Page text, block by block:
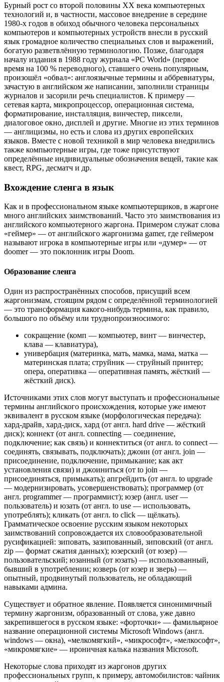
Бурный рост со второй половины XX века компьютерных
технологий и, в частности, массовое внедрение в середине
1980-х годов в обиход обычного человека персональных
компьютеров и компьютерных устройств внесли в русский
язык громадное количество специальных слов и выражений,
богатую разветвлённую терминологию. Позже, благодаря
началу издания в 1988 году журнала «PC World» (первое
время на 100 % переводного), ставшего очень популярным,
произошёл «обвал»: англоязычные термины и аббревиатуры,
зачастую в английском же написании, заполнили страницы
журналов и засорили речь специалистов. К примеру —
сетевая карта, микропроцессор, операционная система,
форматирование, инсталляция, винчестер, пиксели,
диалоговое окно, дисплей и другие. Многие из этих терминов
— англицизмы, но есть и слова из других европейских
языков. Вместе с новой техникой в мир человека внедрились
также компьютерные игры, где тоже присутствуют
определённые индивидуальные обозначения вещей, такие как
квест, RPG, десматч и др.
Вхождение сленга в язык
Как и в профессиональном языке компьютерщиков, в жаргоне
много английских заимствований. Часто это заимствования из
английского компьютерного жаргона. Примером служат слова
«геймер» — от английского жаргонизма gamer, где геймером
называют игрока в компьютерные игры или «думер» — от
doomer — это поклонник игры Doom.
Образование сленга
Один из распространённых способов, присущий всем
жаргонизмам, стоящим рядом с определённой терминологией
— это трансформация какого-нибудь термина, как правило,
большого по объёму или труднопроизносимого:
сокращение (комп — компьютер, винт — винчестер,
клава — клавиатура),
универбация (материнка, мать, мамка, мама, матка —
материнская плата; струйник — струйный принтер;
опера, оперативка — оперативная память, жёсткий —
жёсткий диск).
Источниками этих слов могут выступать и профессиональные
термины английского происхождения, которые уже имеют
эквивалент в русском языке (морфологическая передача):
хард-драйв, хард-диск, хард (от англ. hard drive — жёсткий
диск); коннект (от англ. connecting — соединение,
подключение; как связь) и коннектиться (от англ. to connect —
соединять, связывать, подключать); джоин (от англ. join —
присоединение, подключение, примыкание; как акт
установления связи) и джоиниться (от to join —
присоединяться, примыкать); апгрейдить (от англ. to upgrade
— модернизировать, усовершенствовать); программер (от
англ. programmer — программист); юзер (англ. user —
пользователь) и юзать (от англ. to use — использовать,
употреблять); кликать (от англ. to click — щёлкать).
Грамматическое освоение русским языком некоторых
заимствований сопровождается их словообразовательной
русификацией: зиповать, зазипованный, зиповский (от англ.
zip — формат сжатия данных); юзерский (от юзер) —
пользовательский; юзанный (от юзать) — использованный,
бывший в употреблении; юзверь (от юзер и зверь) —
опытный, продвинутый пользователь, не обладающий
навыками админа.
Существует и обратное явление. Появляется синонимичный
термину жаргонизм, образованный от слова, уже давно
закрепившегося в русском языке: «форточки» — фамильярное
название операционной системы Microsoft Windows (англ.
windows — окна), «мелкомягкий», «микрософт», «мелкософт»,
«микромягкие» — ироничная калька названия Microsoft.
Некоторые слова приходят из жаргонов других
профессиональных групп, к примеру, автомобилистов: чайник